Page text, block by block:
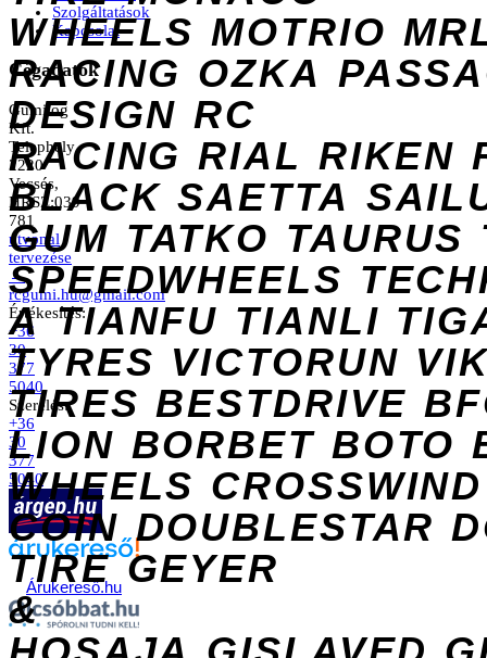
WHEELS MOTRIO
RACING OZKA
DESIGN RC
RACING RIAL RIKEN
BLACK SAETTA
GUM TATKO TAURUS
SPEEDWHEELS
A TIANFU TIANLI
TYRES VICTORUN
TIRES BESTDRIVE
LION BORBET BOTO
WHEELS CROSSWIND
COIN DOUBLESTAR
TIRE GEYER
&
Szolgáltatások
Kapcsolat
Cégadatok
Gumilog
Kft.
Telephely
2220
Vecsés,
HRSZ:039
781
útvonal
tervezése
→
rcgumi.hu@gmail.com
Értékesítés:
+36
30
377
5040
Szerelés:
+36
30
377
5040
Árukereső.hu